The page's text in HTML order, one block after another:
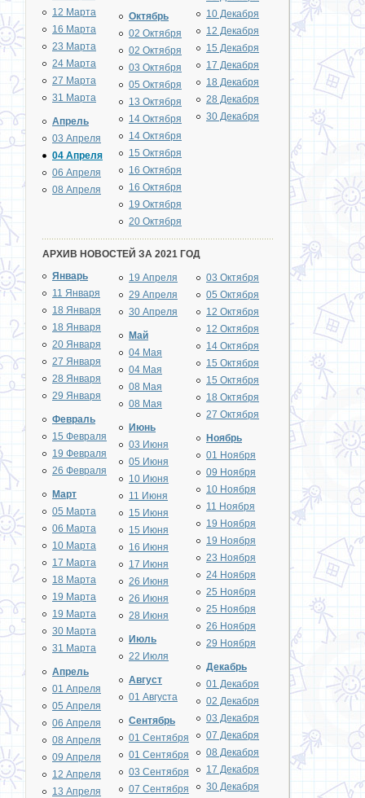
12 Марта
16 Марта
23 Марта
24 Марта
27 Марта
31 Марта
Апрель
03 Апреля
04 Апреля
06 Апреля
08 Апреля
Октябрь
02 Октября
02 Октября
03 Октября
05 Октября
13 Октября
14 Октября
14 Октября
15 Октября
16 Октября
16 Октября
19 Октября
20 Октября
10 Декабря
12 Декабря
15 Декабря
17 Декабря
18 Декабря
28 Декабря
30 Декабря
АРХИВ НОВОСТЕЙ ЗА 2021 ГОД
Январь
11 Января
18 Января
18 Января
20 Января
27 Января
28 Января
29 Января
Февраль
15 Февраля
19 Февраля
26 Февраля
Март
05 Марта
06 Марта
10 Марта
17 Марта
18 Марта
19 Марта
19 Марта
30 Марта
31 Марта
Апрель
01 Апреля
05 Апреля
06 Апреля
08 Апреля
09 Апреля
12 Апреля
13 Апреля
19 Апреля
29 Апреля
30 Апреля
Май
04 Мая
04 Мая
08 Мая
08 Мая
Июнь
03 Июня
05 Июня
10 Июня
11 Июня
15 Июня
15 Июня
16 Июня
17 Июня
26 Июня
26 Июня
28 Июня
Июль
22 Июля
Август
01 Августа
Сентябрь
01 Сентября
01 Сентября
03 Сентября
07 Сентября
03 Октября
05 Октября
12 Октября
12 Октября
14 Октября
15 Октября
15 Октября
18 Октября
27 Октября
Ноябрь
01 Ноября
09 Ноября
10 Ноября
11 Ноября
19 Ноября
19 Ноября
23 Ноября
24 Ноября
25 Ноября
25 Ноября
26 Ноября
29 Ноября
Декабрь
01 Декабря
02 Декабря
03 Декабря
07 Декабря
08 Декабря
17 Декабря
30 Декабря